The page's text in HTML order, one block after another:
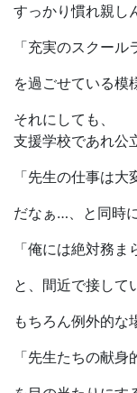
すっかり慣れ親し
「充実のスクール
を過ごせている模
それにしても、
支援学校であれ公
「先生の仕事は大
だなぁ…、と同時に
「俺には絶対務ま
と、間近で接して
もちろん例外的な
「先生たちの献身